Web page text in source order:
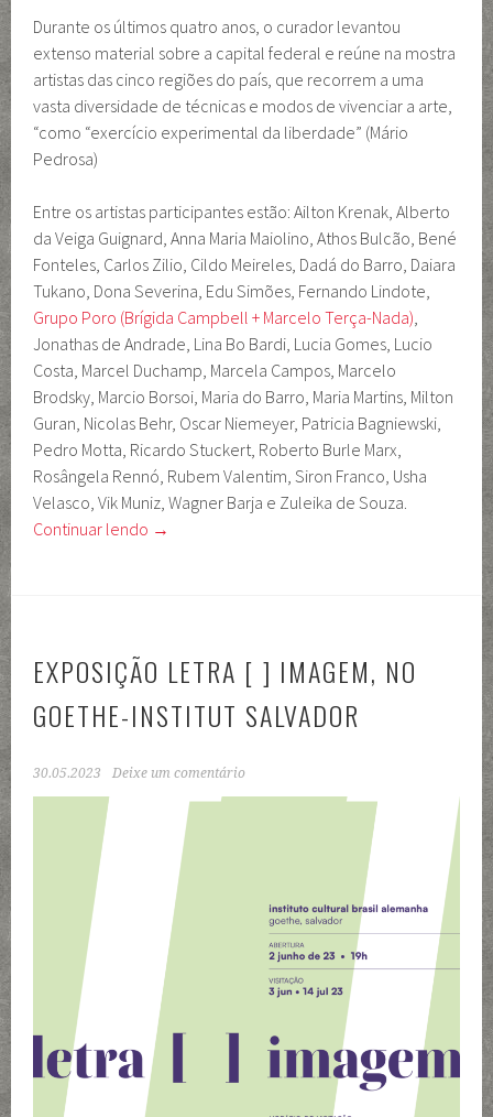
Durante os últimos quatro anos, o curador levantou
extenso material sobre a capital federal e reúne na mostra
artistas das cinco regiões do país, que recorrem a uma
vasta diversidade de técnicas e modos de vivenciar a arte,
“como “exercício experimental da liberdade” (Mário
Pedrosa)
Entre os artistas participantes estão: Ailton Krenak, Alberto
da Veiga Guignard, Anna Maria Maiolino, Athos Bulcão, Bené
Fonteles, Carlos Zilio, Cildo Meireles, Dadá do Barro, Daiara
Tukano, Dona Severina, Edu Simões, Fernando Lindote,
Grupo Poro (Brígida Campbell + Marcelo Terça-Nada),
Jonathas de Andrade, Lina Bo Bardi, Lucia Gomes, Lucio
Costa, Marcel Duchamp, Marcela Campos, Marcelo
Brodsky, Marcio Borsoi, Maria do Barro, Maria Martins, Milton
Guran, Nicolas Behr, Oscar Niemeyer, Patricia Bagniewski,
Pedro Motta, Ricardo Stuckert, Roberto Burle Marx,
Rosângela Rennó, Rubem Valentim, Siron Franco, Usha
Velasco, Vik Muniz, Wagner Barja e Zuleika de Souza.
Continuar lendo →
EXPOSIÇÃO LETRA [ ] IMAGEM, NO
GOETHE-INSTITUT SALVADOR
30.05.2023 Deixe um comentário